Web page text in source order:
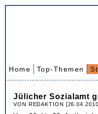
Home Top-Themen
Jülicher Sozialamt
VON REDAKTION